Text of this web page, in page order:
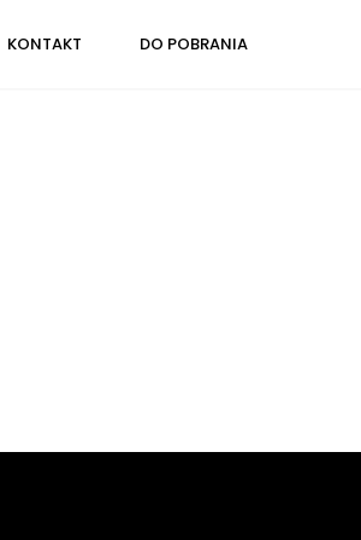
KONTAKT DO POBRANIA